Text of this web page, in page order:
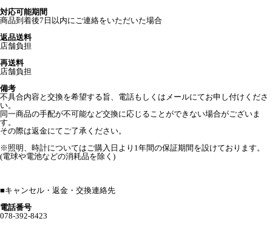
対応可能期間
商品到着後7日以内にご連絡をいただいた場合
返品送料
店舗負担
再送料
店舗負担
備考
不具合内容と交換を希望する旨、電話もしくはメールにてお申し付けくださ
い。
同一商品の手配が不可能など交換に応じることができない場合がございま
す。
その際は返金にてご了承ください。
※照明、時計についてはご購入日より1年間の保証期間を設けております。
(電球や電池などの消耗品を除く)
■キャンセル・返金・交換連絡先
電話番号
078-392-8423